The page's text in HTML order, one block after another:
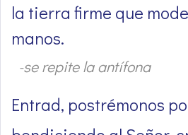
la tierra firme que
manos.
-se repite la antífona
Entrad, postrémonos